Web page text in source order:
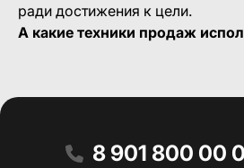
ради достижения к цели.
А какие техники продаж
8 901 800 00